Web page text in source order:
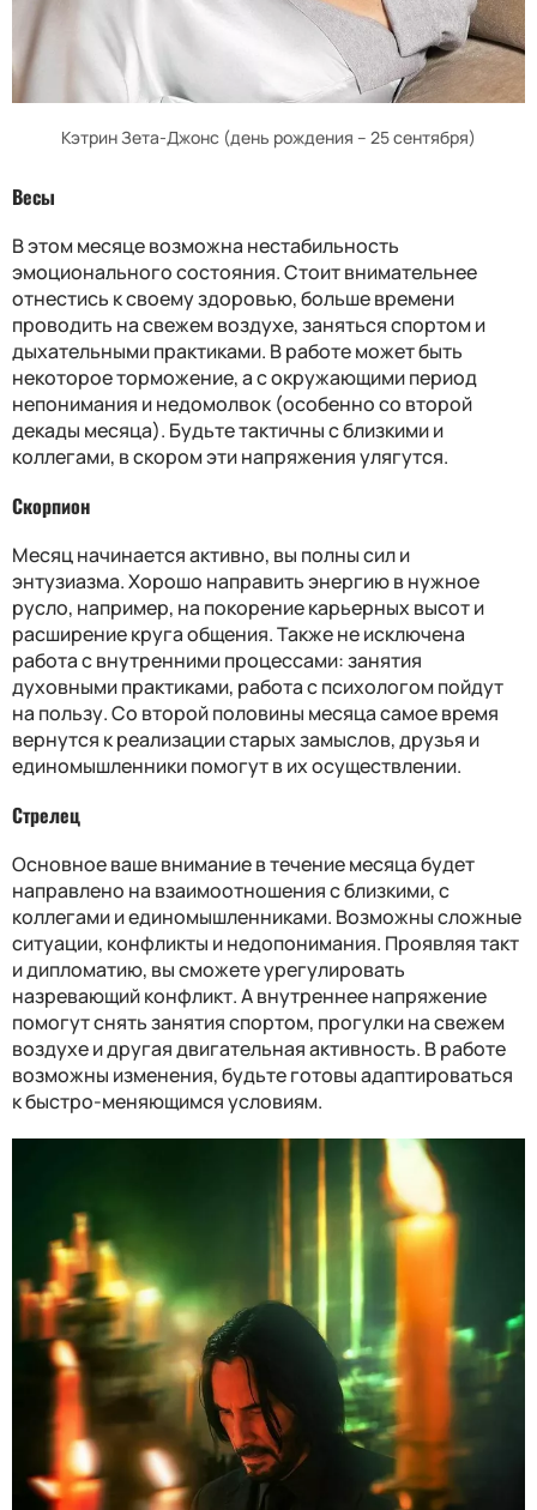
Кэтрин Зета-Джонс (день рождения – 25 сентября)
Весы
В этом месяце возможна нестабильность
эмоционального состояния. Стоит внимательнее
отнестись к своему здоровью, больше времени
проводить на свежем воздухе, заняться спортом и
дыхательными практиками. В работе может быть
некоторое торможение, а с окружающими период
непонимания и недомолвок (особенно со второй
декады месяца). Будьте тактичны с близкими и
коллегами, в скором эти напряжения улягутся.
Скорпион
Месяц начинается активно, вы полны сил и
энтузиазма. Хорошо направить энергию в нужное
русло, например, на покорение карьерных высот и
расширение круга общения. Также не исключена
работа с внутренними процессами: занятия
духовными практиками, работа с психологом пойдут
на пользу. Со второй половины месяца самое время
вернутся к реализации старых замыслов, друзья и
единомышленники помогут в их осуществлении.
Стрелец
Основное ваше внимание в течение месяца будет
направлено на взаимоотношения с близкими, с
коллегами и единомышленниками. Возможны сложные
ситуации, конфликты и недопонимания. Проявляя такт
и дипломатию, вы сможете урегулировать
назревающий конфликт. А внутреннее напряжение
помогут снять занятия спортом, прогулки на свежем
воздухе и другая двигательная активность. В работе
возможны изменения, будьте готовы адаптироваться
к быстро-меняющимся условиям.